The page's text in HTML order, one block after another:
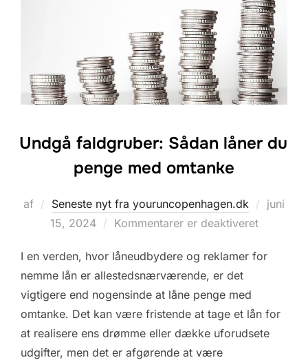
Undgå faldgruber: Sådan låner du
penge med omtanke
af Seneste nyt fra youruncopenhagen.dk
Udgivet
juni
15, 2024
Kommentarer er deaktiveret
I en verden, hvor låneudbydere og reklamer for
nemme lån er allestedsnærværende, er det
vigtigere end nogensinde at låne penge med
omtanke. Det kan være fristende at tage et lån for
at realisere ens drømme eller dække uforudsete
udgifter, men det er afgørende at være